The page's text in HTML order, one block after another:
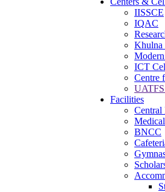
IISSCE
IQAC
Khulna
ICT
Centre
Facilities
BNCC